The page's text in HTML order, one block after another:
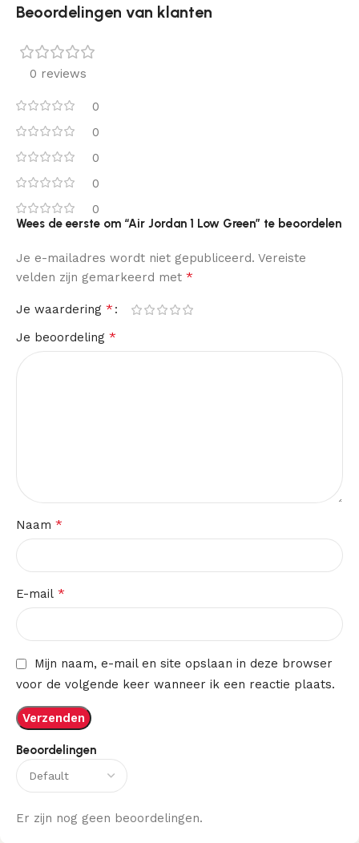
Beoordelingen van klanten
0 reviews
0
0
0
0
0
Beoordelingen
Er zijn nog geen beoordelingen.
Wees de eerste om “Air Jordan 1 Low Green” te beoordelen
Je e-mailadres wordt niet gepubliceerd. Vereiste
velden zijn gemarkeerd met *
Je waardering *
Je beoordeling *
Naam *
E-mail *
Mijn naam, e-mail en site opslaan in deze browser
voor de volgende keer wanneer ik een reactie plaats.